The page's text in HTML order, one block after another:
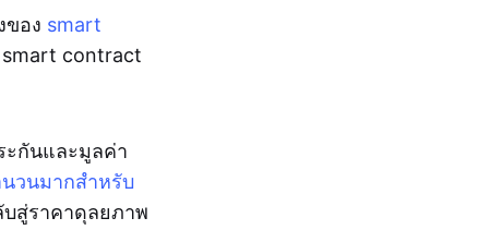
ของ smart
smart contract
ะกันและมูลค่า
วนมากสำหรับ
บสู่ราคาดุลยภาพ